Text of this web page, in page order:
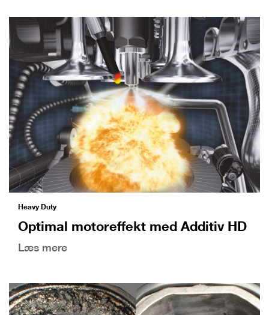
Heavy Duty
Optimal motoreffekt med Additiv HD
Læs mere